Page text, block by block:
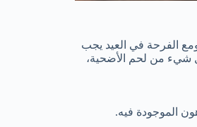
الفرحة في العيد يجب
شيء من لحم الأضحية،